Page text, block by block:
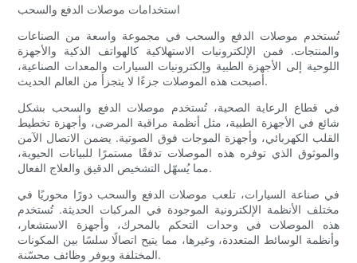
استخدامات موصلات الدفع والسحب
تُستخدم موصلات الدفع والسحب في مجموعة واسعة من الصناعات
والمنتجات. فمن الإلكترونيات الاستهلاكية كالهواتف الذكية والأجهزة
اللوحية إلى الأجهزة الطبية وإلكترونيات السيارات والمعدات الصناعية،
أصبحت هذه الموصلات جزءًا لا يتجزأ من العالم الحديث.
في قطاع الرعاية الصحية، تُستخدم موصلات الدفع والسحب بشكل
شائع في الأجهزة الطبية، مثل أنظمة مراقبة المرضى، وأجهزة تخطيط
القلب الكهربائي، وأجهزة الموجات فوق الصوتية. يضمن الاتصال الآمن
والموثوق الذي توفره هذه الموصلات تدفقًا مستمرًا للبيانات الحيوية،
مما يُسهّل التشخيص الدقيق والعلاج الفعال.
في صناعة السيارات، تلعب موصلات الدفع والسحب دورًا محوريًا في
مختلف الأنظمة الإلكترونية الموجودة في المركبات الحديثة. تُستخدم
هذه الموصلات في وحدات التحكم بالمحرك، وأجهزة الاستشعار،
وأنظمة الوسائط المتعددة، وغيرها، مما يتيح اتصالًا سلسًا بين المكونات
المختلفة ويوفر وظائف محسّنة.